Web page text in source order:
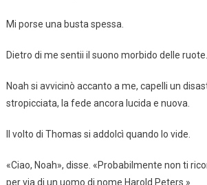
Mi porse una busta spessa.
Dietro di me sentii il suono morbido delle ruote.
Noah si avvicinò accanto a me, capelli un
stropicciata, la fede ancora lucida e nuova.
Il volto di Thomas si addolcì quando lo vide.
«Ciao, Noah», disse. «Probabilmente non ti
per via di un uomo di nome Harold Peters.»